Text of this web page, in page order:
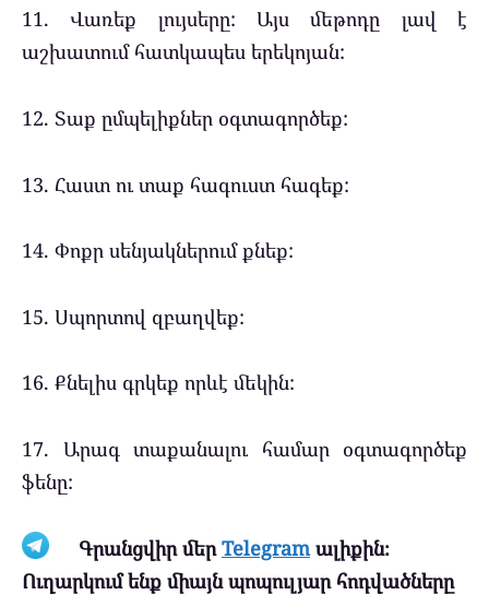
11. Վառեք լույսերը: Այս մեթոդը լավ է
աշխատում հատկապես երեկոյան:
12. Տաք ըմպելիքներ օգտագործեք:
13. Հաստ ու տաք հագուստ հագեք:
14. Փոքր սենյակներում քնեք:
15. Սպորտով զբաղվեք:
16. Քնելիս գրկեք որևէ մեկին:
17. Արագ տաքանալու համար օգտագործեք
ֆենը:
Գրանցվիր մերTelegramալիքին։
Ուղարկում ենք միայն պոպուլյար հոդվածները